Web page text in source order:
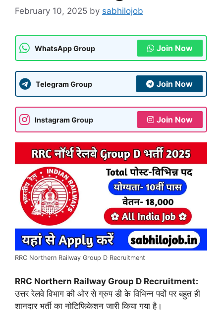
February 10, 2025 by sabhilojob
WhatsApp Group Join Now
Telegram Group Join Now
Instagram Group Join Now
RRC Northern Railway Group D Recruitment
RRC Northern Railway Group D Recruitment:
उत्तर रेलवे विभाग की ओर से ग्रुप डी के विभिन्न पदों पर बहुत ही
शानदार भर्ती का नोटिफिकेशन जारी किया गया है।